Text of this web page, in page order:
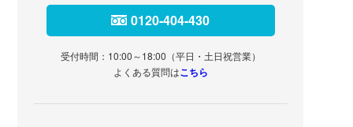
0120-404-430
受付時間：10:00～18:00（平日・土日祝営業）
よくある質問はこちら